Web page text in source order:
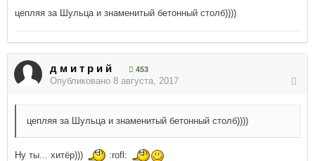
цепляя за Шульца и знаменитый бетонный столб))))
д м и т р и й
453
Опубликовано 8 августа, 2017
цепляя за Шульца и знаменитый бетонный столб))))
Ну ты... хитёр))) :rofl: